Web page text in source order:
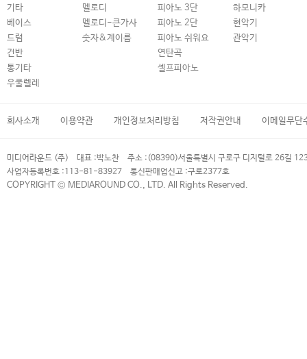
기타
베이스
드럼
건반
통기타
우쿨렐레
멜로디
멜로디-큰가사
숫자&계이름
피아노 3단
피아노 2단
피아노 쉬워요
연탄곡
셀프피아노
하모니카
현악기
관악기
회사소개 이용약관 개인정보처리방침 저작권안내 이메일무단
미디어라운드 (주) 대표 :박노찬 주소 : (08390)서울특별시 구로구 디지털로 26길
사업자등록번호 :113-81-83927 통신판매업신고 :구로2377호
COPYRIGHT © MEDIAROUND CO., LTD. All Rights Reserved.